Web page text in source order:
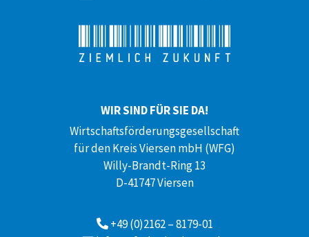
WIR SIND FÜR SIE DA!
Wirtschaftsförderungsgesellschaft
für den Kreis Viersen mbH (WFG)
Willy-Brandt-Ring 13
D-41747 Viersen
+49 (0)2162 – 8179-01